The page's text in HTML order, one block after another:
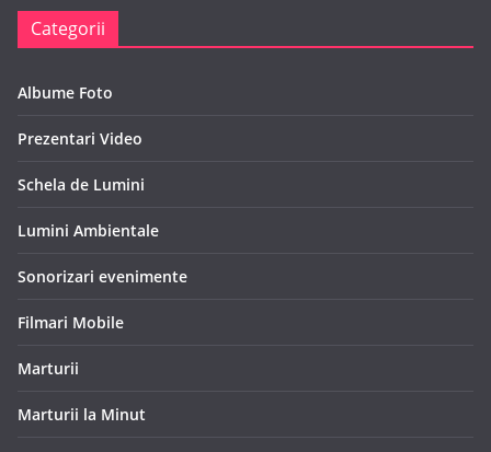
Categorii
Albume Foto
Prezentari Video
Schela de Lumini
Lumini Ambientale
Sonorizari evenimente
Filmari Mobile
Marturii
Marturii la Minut